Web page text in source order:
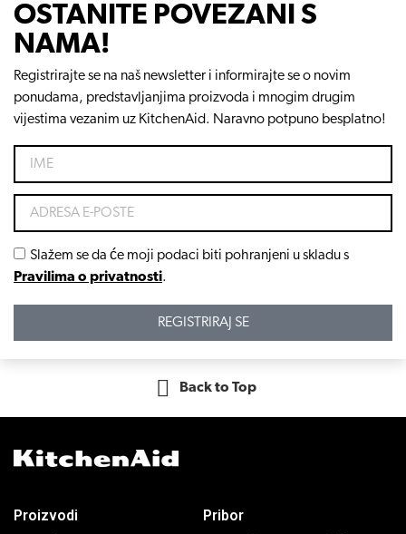
OSTANITE POVEZANI S
NAMA!
Registrirajte se na naš newsletter i informirajte se o novim
ponudama, predstavljanjima proizvoda i mnogim drugim
vijestima vezanim uz KitchenAid. Naravno potpuno besplatno!
Slažem se da će moji podaci biti pohranjeni u skladu s
Pravilima o privatnosti.
REGISTRIRAJ SE
Back to Top
Proizvodi Pribor